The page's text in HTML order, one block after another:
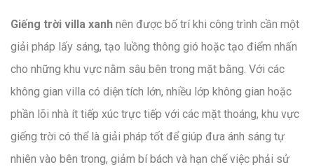
Giếng trời villa xanh nên được bố trí khi công trình cần một
giải pháp lấy sáng, tạo luồng thông gió hoặc tạo điểm nhấn
cho những khu vực nằm sâu bên trong mặt bằng. Với các
không gian villa có diện tích lớn, nhiều lớp không gian hoặc
phần lõi nhà ít tiếp xúc trực tiếp với các mặt thoáng, khu vực
giếng trời có thể là giải pháp tốt để giúp đưa ánh sáng tự
nhiên vào bên trong, giảm bí bách và hạn chế việc phải sử